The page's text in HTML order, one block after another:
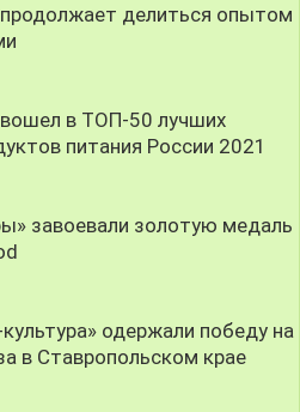
делиться опытом
в ТОП-50 лучших
питания России 2021
завоевали золотую медаль
одержали победу на
в Ставропольском крае